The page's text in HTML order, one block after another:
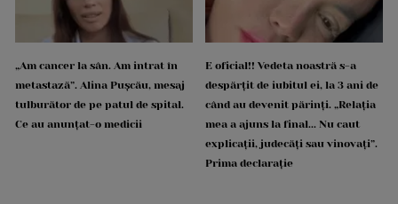
„Am cancer la sân. Am intrat în
metastază”. Alina Pușcău, mesaj
tulburător de pe patul de spital.
Ce au anunțat-o medicii
E oficial!! Vedeta noastră s-a
despărțit de iubitul ei, la 3 ani de
când au devenit părinți. „Relația
mea a ajuns la final... Nu caut
explicații, judecăți sau vinovați”.
Prima declarație